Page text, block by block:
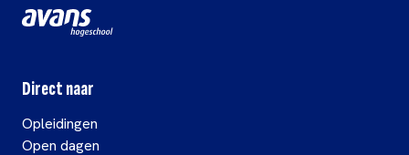
Direct naar
Opleidingen
Open dagen